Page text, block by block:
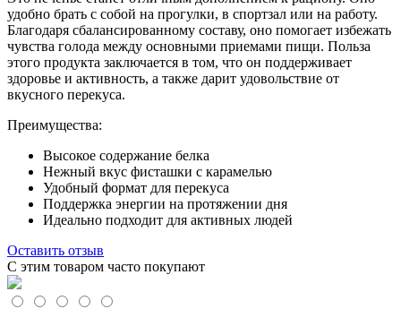
удобно брать с собой на прогулки, в спортзал или на работу.
Благодаря сбалансированному составу, оно помогает избежать
чувства голода между основными приемами пищи. Польза
этого продукта заключается в том, что он поддерживает
здоровье и активность, а также дарит удовольствие от
вкусного перекуса.
Преимущества:
Высокое содержание белка
Нежный вкус фисташки с карамелью
Удобный формат для перекуса
Поддержка энергии на протяжении дня
Идеально подходит для активных людей
Оставить отзыв
С этим товаром часто покупают